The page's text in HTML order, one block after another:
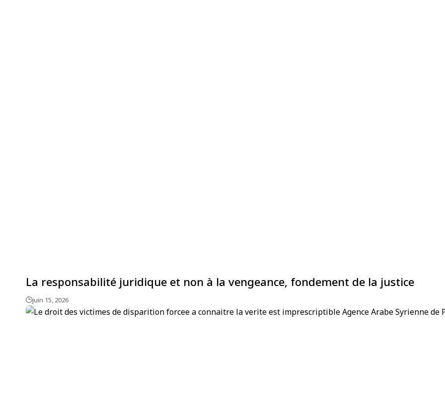
La responsabilité juridique et non à la vengeance, fondement de la justice
juin 15, 2026